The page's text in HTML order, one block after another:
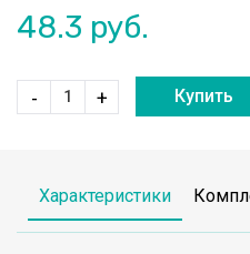
48.3 руб.
- + Купить
Характеристики